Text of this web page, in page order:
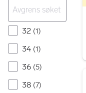
32 (1)
34 (1)
36 (5)
38 (7)